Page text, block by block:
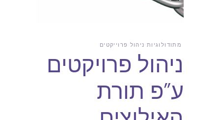
מתודולוגיות ניהול פרוייקטים
ניהול פרויקטים
ע”פ תורת